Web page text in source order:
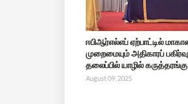
ஈபிஆர்எல்எப் ஏற்பாட்டில்
முறைமையும் அதிகாரப்
தலைப்பில் யாழில் கருத்தரங்கு
August 09, 2025